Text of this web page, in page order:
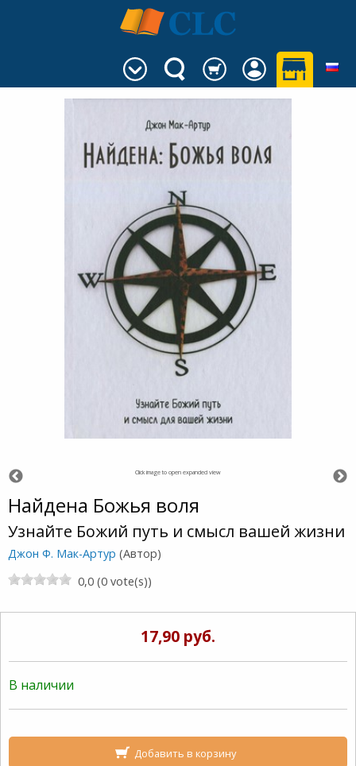
Click image to open expanded view
Найдена Божья воля
Узнайте Божий путь и смысл вашей жизни
Джон Ф. Мак-Артур (Автор)
0,0 (0 vote(s))
17,90 руб.
В наличии
Добавить в корзину